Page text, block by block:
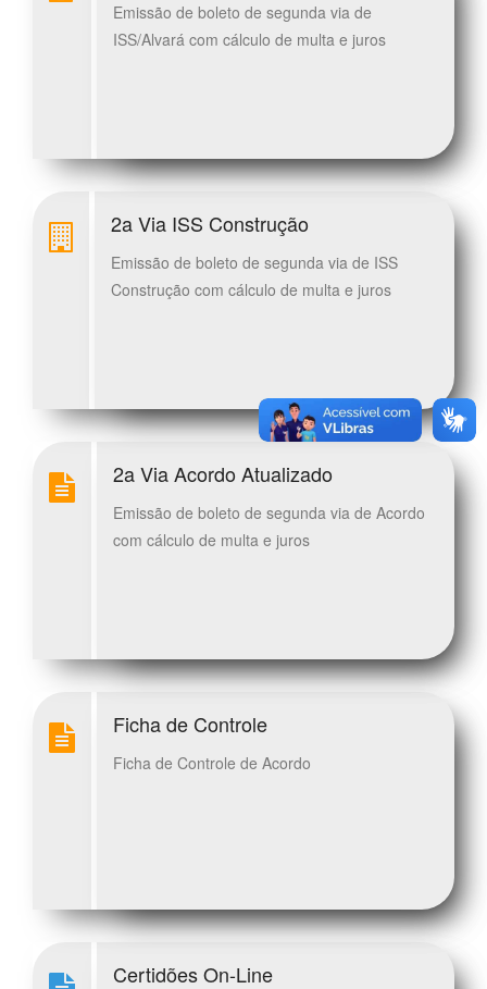
Emissão de boleto de segunda via de
ISS/Alvará com cálculo de multa e juros
2a Via ISS Construção
Emissão de boleto de segunda via de ISS
Construção com cálculo de multa e juros
2a Via Acordo Atualizado
Emissão de boleto de segunda via de Acordo
com cálculo de multa e juros
Ficha de Controle
Ficha de Controle de Acordo
Certidões On-Line